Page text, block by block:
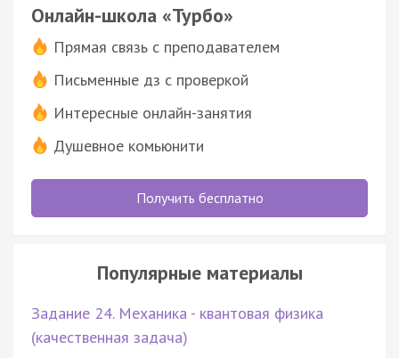
Онлайн-школа «Турбо»
Прямая связь с преподавателем
Письменные дз с проверкой
Интересные онлайн-занятия
Душевное комьюнити
Получить бесплатно
Популярные материалы
Задание 24. Механика - квантовая физика
(качественная задача)